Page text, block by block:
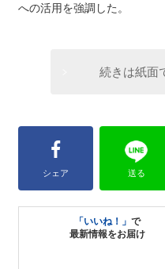
への活用を強調した。
続きは紙面
シェア 送る
「いいね！」で
最新情報をお届け